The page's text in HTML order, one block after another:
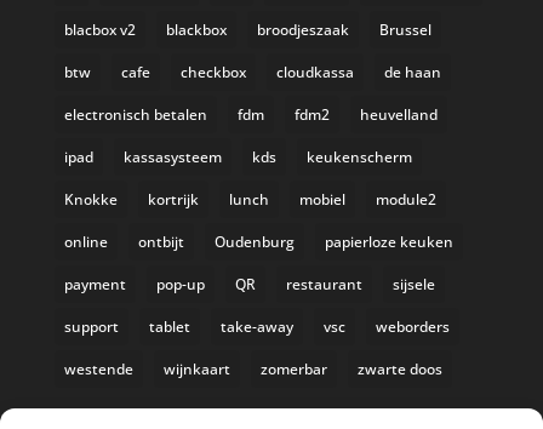
blacbox v2 blackbox broodjeszaak Brussel
btw cafe checkbox cloudkassa de haan
electronisch betalen fdm fdm2 heuvelland
ipad kassasysteem kds keukenscherm
Knokke kortrijk lunch mobiel module2
online ontbijt Oudenburg papierloze keuken
payment pop-up QR restaurant sijsele
support tablet take-away vsc weborders
westende wijnkaart zomerbar zwarte doos